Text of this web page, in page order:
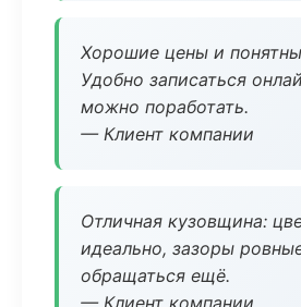
Хорошие цены и
Удобно записаться
можно поработать.
— Клиент компании
Отличная кузовщина:
идеально, зазоры
обращаться ещё.
— Клиент компании